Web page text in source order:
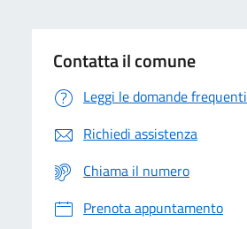
Contatta il comune
Leggi le domande frequenti
Richiedi assistenza
Chiama il numero
Prenota appuntamento